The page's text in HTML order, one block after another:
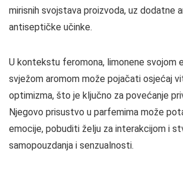
mirisnih svojstava proizvoda, uz dodatne
antiseptičke učinke.
U kontekstu feromona, limonene svojom
svježom aromom može pojačati osjećaj
optimizma, što je ključno za povećanje
Njegovo prisustvo u parfemima može
emocije, pobuditi želju za interakcijom i
samopouzdanja i senzualnosti.